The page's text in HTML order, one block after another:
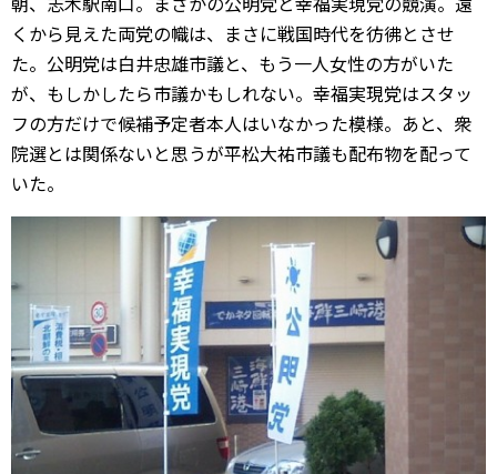
くから見えた両党の幟は、まさに戦国時代を彷彿とさせ
た。公明党は白井忠雄市議と、もう一人女性の方がいた
が、もしかしたら市議かもしれない。幸福実現党はスタッ
フの方だけで候補予定者本人はいなかった模様。あと、衆
院選とは関係ないと思うが平松大祐市議も配布物を配って
いた。